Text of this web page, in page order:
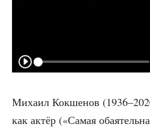
Миха­ил Кок­ше­нов
как актёр («Самая